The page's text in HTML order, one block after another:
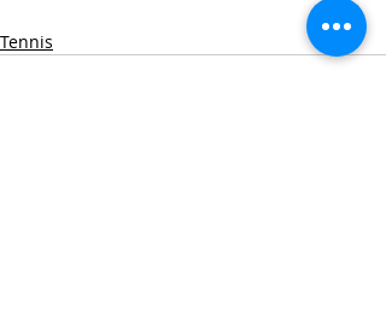
Tennis